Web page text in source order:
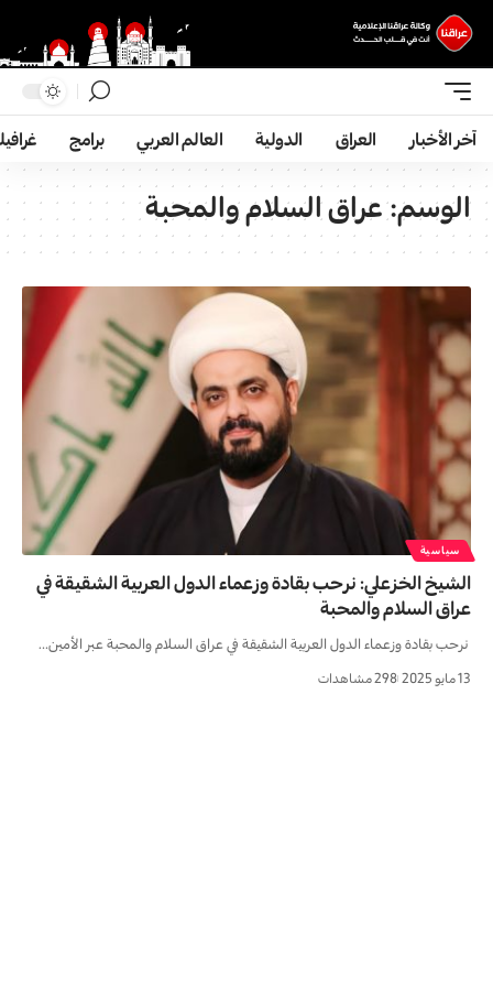
آخر الأخبار العراق الدولية العالم العربي برامج
الوسم:عراق السلام والمحبة
سياسية
الشيخ الخزعلي: نرحب بقادة وزعماء الدول العربية الشقيقة في
عراق السلام والمحبة
نرحب بقادة وزعماء الدول العربية الشقيقة في عراق السلام والمحبة عبر الأمين…
13 مايو 2025 298 مشاهدات